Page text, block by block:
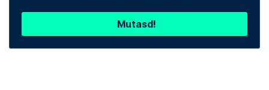
Mutasd!